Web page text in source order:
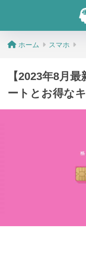
ホーム スマホ
【2023年8月
ートとお得な